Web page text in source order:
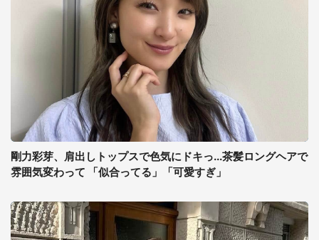
剛力彩芽、肩出しトップスで色気にドキっ...茶髪ロングヘアで
雰囲気変わって 「似合ってる」「可愛すぎ」